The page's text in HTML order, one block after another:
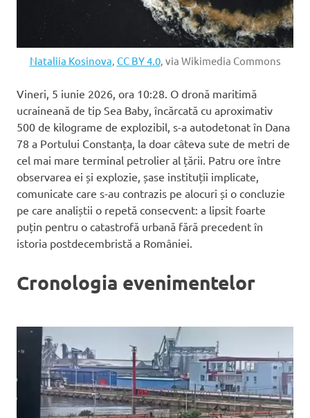
Nataliia Kosinova CC BY 4.0, via Wikimedia Commons
Vineri, 5 iunie 2026, ora 10:28. O dronă maritimă
ucraineană de tip Sea Baby, încărcată cu aproximativ
500 de kilograme de explozibil, s-a autodetonat în Dana
78 a Portului Constanța, la doar câteva sute de metri de
cel mai mare terminal petrolier al țării. Patru ore între
observarea ei și explozie, șase instituții implicate,
comunicate care s-au contrazis pe alocuri și o concluzie
pe care analiștii o repetă consecvent: a lipsit foarte
puțin pentru o catastrofă urbană fără precedent în
istoria postdecembristă a României.
Cronologia evenimentelor